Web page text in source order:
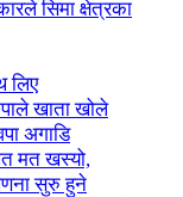
सिमा क्षेत्रका
लिए
खाता खोले
अगाडि
मत खस्यो,
सुरु हुने